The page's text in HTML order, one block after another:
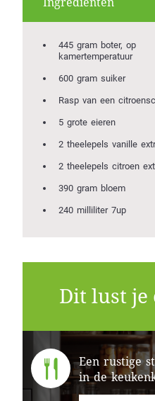
Ingrediënten
445 gram boter, op
kamertemperatuur
600 gram suiker
Rasp van een
5 grote eieren
2 theelepels vanille
2 theelepels citroen
390 gram bloem
240 milliliter 7up
Dit lust je
Een rustige
in de